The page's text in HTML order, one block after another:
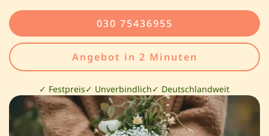
030 75436955
Angebot in 2 Minuten
✓ Festpreis✓ Unverbindlich✓ Deutschlandweit